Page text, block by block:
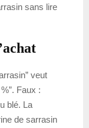
sans lire
veut
Faux :
blé. La
de sarrasin